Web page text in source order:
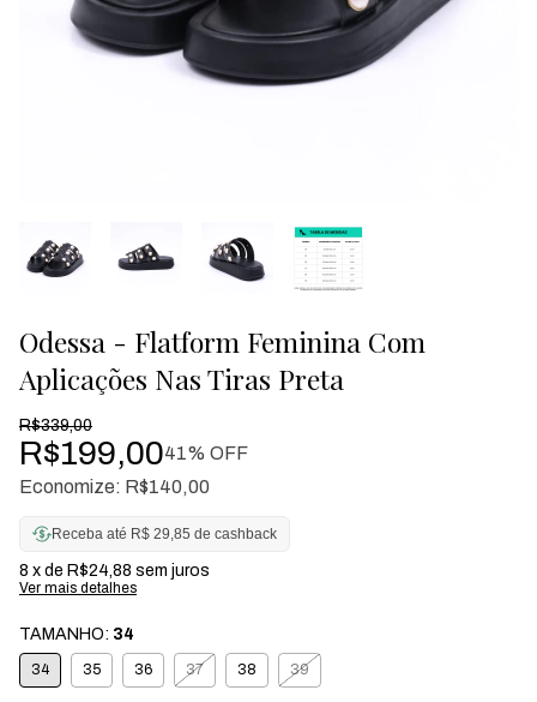
Odessa - Flatform Feminina Com
Aplicações Nas Tiras Preta
R$339,00
R$199,0041% OFF
Economize: R$140,00
Receba até R$ 29,85 de cashback
8 x de R$24,88 sem juros
Ver mais detalhes
TAMANHO: 34
34 35 36 37 38 39